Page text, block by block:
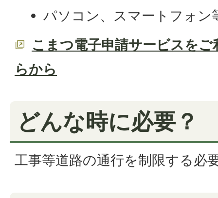
パソコン、スマートフォン
こまつ電子申請サービスを
らから
どんな時に必要？
工事等道路の通行を制限する必